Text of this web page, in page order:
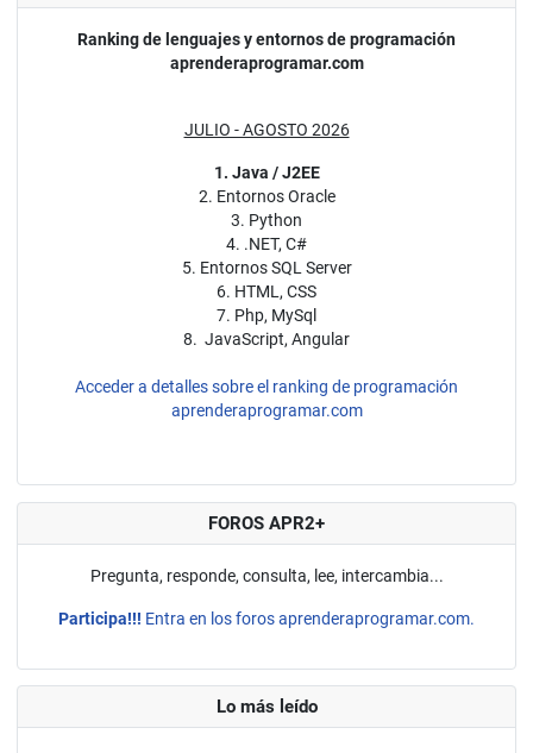
Ranking de lenguajes y entornos de programación
aprenderaprogramar.com
JULIO - AGOSTO 2026
1. Java / J2EE
2. Entornos Oracle
3. Python
4. .NET, C#
5. Entornos SQL Server
6. HTML, CSS
7. Php, MySql
8. JavaScript, Angular
Acceder a detalles sobre el ranking de programación
aprenderaprogramar.com
FOROS APR2+
Pregunta, responde, consulta, lee, intercambia...
Participa!!! Entra en los foros aprenderaprogramar.com.
Lo más leído